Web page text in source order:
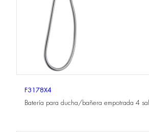
F3178X4
Batería para ducha/bañera empotrada 4